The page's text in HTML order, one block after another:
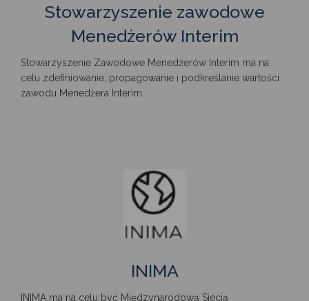
Stowarzyszenie zawodowe
Menedżerów Interim
Stowarzyszenie Zawodowe Menedżerów Interim ma na
celu zdefiniowanie, propagowanie i podkreślanie wartości
zawodu Menedżera Interim.
INIMA
INIMA ma na celu być Międzynarodową Siecią